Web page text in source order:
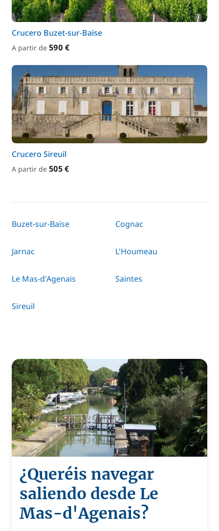
Crucero Buzet-sur-Baïse
A partir de 590 €
Crucero Sireuil
A partir de 505 €
Buzet-sur-Baïse Cognac
Jarnac L'Houmeau
Le Mas-d'Agenais Saintes
Sireuil
¿Queréis navegar
saliendo desde Le
Mas-d'Agenais?